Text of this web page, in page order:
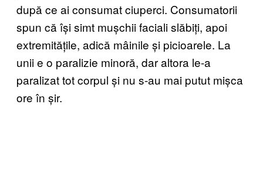
după ce ai consumat ciuperci. Consumatorii
spun că își simt mușchii faciali slăbiți, apoi
extremitățile, adică mâinile și picioarele. La
unii e o paralizie minoră, dar altora le-a
paralizat tot corpul și nu s-au mai putut mișca
ore în șir.